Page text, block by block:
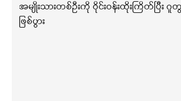
အမျိုးသားတစ်ဦးကို ဝိုင်းဝန်းထိုးကြိတ်ပြီး ဂူ
ဖြစ်ပွား